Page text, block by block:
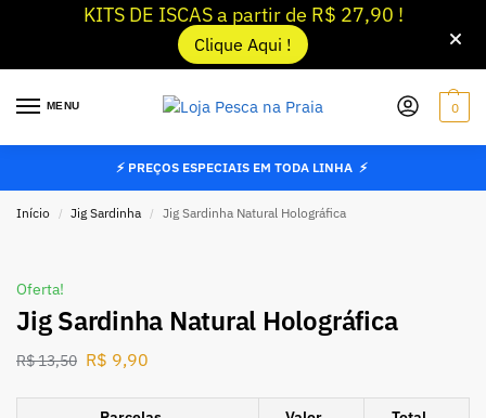
KITS DE ISCAS a partir de R$ 27,90 !
Clique Aqui !
MENU 0
⚡ PREÇOS ESPECIAIS EM TODA LINHA ⚡
Início / Jig Sardinha / Jig Sardinha Natural Holográfica
Oferta!
Jig Sardinha Natural Holográfica
R$13,50 R$ 9,90